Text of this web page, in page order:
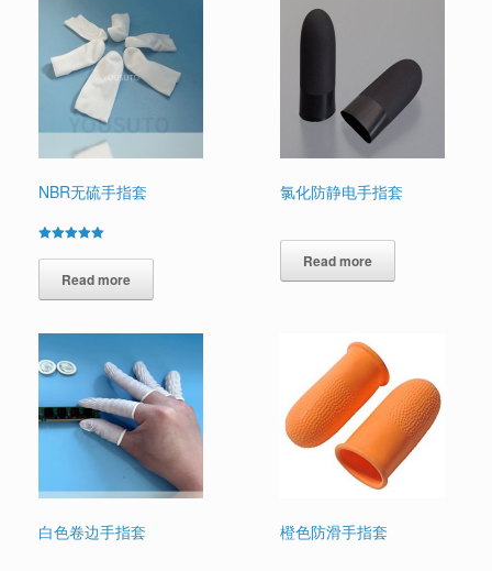
NBR无硫手指套
5.00
out of 5Read more
氯化防静电手指套
Read more
白色卷边手指套 橙色防滑手指套